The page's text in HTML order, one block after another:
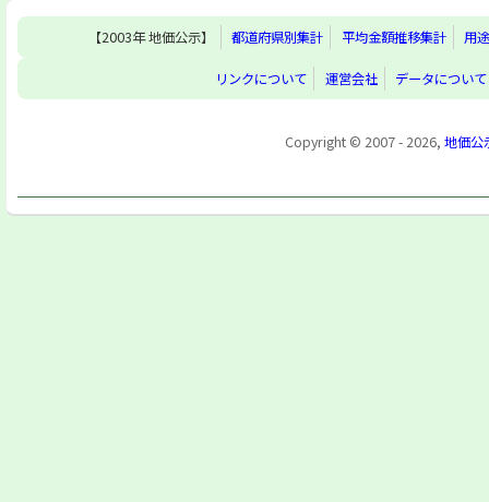
【2003年 地価公示】 都道府県別集計 平均金額推移集計 用
リンクについて 運営会社 データについて
Copyright © 2007 - 2026, 地価公